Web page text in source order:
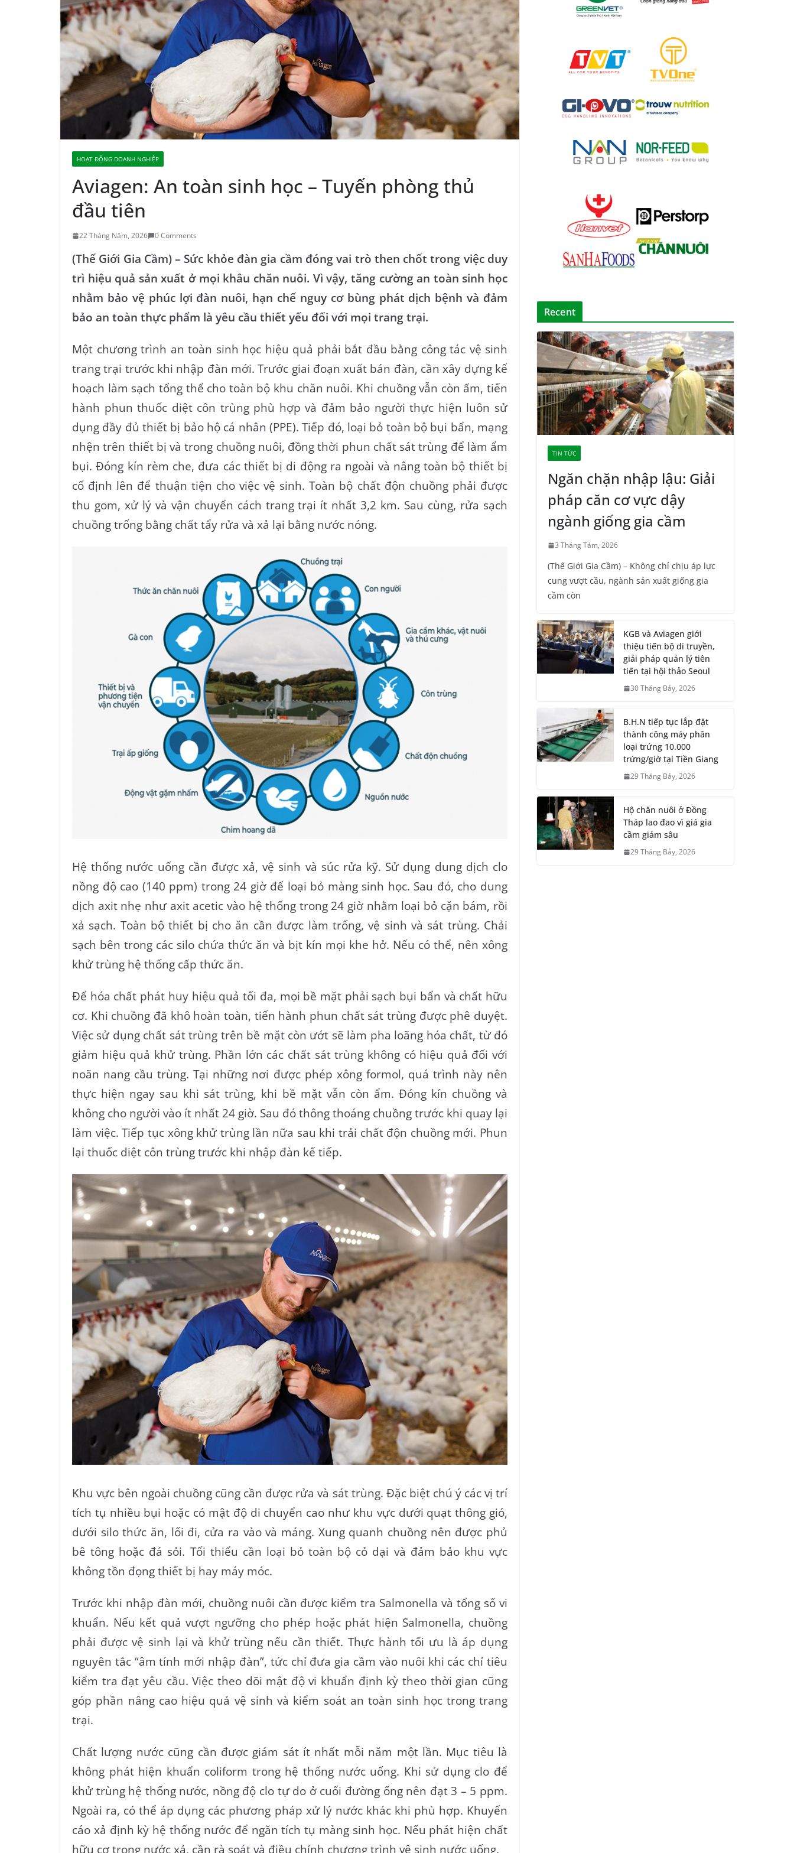
HOẠT ĐỘNG DOANH NGHIỆP
Aviagen: An toàn sinh học – Tuyến phòng thủ
đầu tiên
22 Tháng Năm, 2026 0 Comments
(Thế Giới Gia Cầm) – Sức khỏe đàn gia cầm đóng vai trò then chốt trong việc duy
trì hiệu quả sản xuất ở mọi khâu chăn nuôi. Vì vậy, tăng cường an toàn sinh học
nhằm bảo vệ phúc lợi đàn nuôi, hạn chế nguy cơ bùng phát dịch bệnh và đảm
bảo an toàn thực phẩm là yêu cầu thiết yếu đối với mọi trang trại.
Một chương trình an toàn sinh học hiệu quả phải bắt đầu bằng công tác vệ sinh
trang trại trước khi nhập đàn mới. Trước giai đoạn xuất bán đàn, cần xây dựng kế
hoạch làm sạch tổng thể cho toàn bộ khu chăn nuôi. Khi chuồng vẫn còn ấm, tiến
hành phun thuốc diệt côn trùng phù hợp và đảm bảo người thực hiện luôn sử
dụng đầy đủ thiết bị bảo hộ cá nhân (PPE). Tiếp đó, loại bỏ toàn bộ bụi bẩn, mạng
nhện trên thiết bị và trong chuồng nuôi, đồng thời phun chất sát trùng để làm ẩm
bụi. Đóng kín rèm che, đưa các thiết bị di động ra ngoài và nâng toàn bộ thiết bị
cố định lên để thuận tiện cho việc vệ sinh. Toàn bộ chất độn chuồng phải được
thu gom, xử lý và vận chuyển cách trang trại ít nhất 3,2 km. Sau cùng, rửa sạch
chuồng trống bằng chất tẩy rửa và xả lại bằng nước nóng.
Hệ thống nước uống cần được xả, vệ sinh và súc rửa kỹ. Sử dụng dung dịch clo
nồng độ cao (140 ppm) trong 24 giờ để loại bỏ màng sinh học. Sau đó, cho dung
dịch axit nhẹ như axit acetic vào hệ thống trong 24 giờ nhằm loại bỏ cặn bám, rồi
xả sạch. Toàn bộ thiết bị cho ăn cần được làm trống, vệ sinh và sát trùng. Chải
sạch bên trong các silo chứa thức ăn và bịt kín mọi khe hở. Nếu có thể, nên xông
khử trùng hệ thống cấp thức ăn.
Để hóa chất phát huy hiệu quả tối đa, mọi bề mặt phải sạch bụi bẩn và chất hữu
cơ. Khi chuồng đã khô hoàn toàn, tiến hành phun chất sát trùng được phê duyệt.
Việc sử dụng chất sát trùng trên bề mặt còn ướt sẽ làm pha loãng hóa chất, từ đó
giảm hiệu quả khử trùng. Phần lớn các chất sát trùng không có hiệu quả đối với
noãn nang cầu trùng. Tại những nơi được phép xông formol, quá trình này nên
thực hiện ngay sau khi sát trùng, khi bề mặt vẫn còn ẩm. Đóng kín chuồng và
không cho người vào ít nhất 24 giờ. Sau đó thông thoáng chuồng trước khi quay lại
làm việc. Tiếp tục xông khử trùng lần nữa sau khi trải chất độn chuồng mới. Phun
lại thuốc diệt côn trùng trước khi nhập đàn kế tiếp.
Khu vực bên ngoài chuồng cũng cần được rửa và sát trùng. Đặc biệt chú ý các vị trí
tích tụ nhiều bụi hoặc có mật độ di chuyển cao như khu vực dưới quạt thông gió,
dưới silo thức ăn, lối đi, cửa ra vào và máng. Xung quanh chuồng nên được phủ
bê tông hoặc đá sỏi. Tối thiểu cần loại bỏ toàn bộ cỏ dại và đảm bảo khu vực
không tồn đọng thiết bị hay máy móc.
Trước khi nhập đàn mới, chuồng nuôi cần được kiểm tra Salmonella và tổng số vi
khuẩn. Nếu kết quả vượt ngưỡng cho phép hoặc phát hiện Salmonella, chuồng
phải được vệ sinh lại và khử trùng nếu cần thiết. Thực hành tối ưu là áp dụng
nguyên tắc “âm tính mới nhập đàn”, tức chỉ đưa gia cầm vào nuôi khi các chỉ tiêu
kiểm tra đạt yêu cầu. Việc theo dõi mật độ vi khuẩn định kỳ theo thời gian cũng
góp phần nâng cao hiệu quả vệ sinh và kiểm soát an toàn sinh học trong trang
trại.
Chất lượng nước cũng cần được giám sát ít nhất mỗi năm một lần. Mục tiêu là
không phát hiện khuẩn coliform trong hệ thống nước uống. Khi sử dụng clo để
khử trùng hệ thống nước, nồng độ clo tự do ở cuối đường ống nên đạt 3 – 5 ppm.
Ngoài ra, có thể áp dụng các phương pháp xử lý nước khác khi phù hợp. Khuyến
cáo xả định kỳ hệ thống nước để ngăn tích tụ màng sinh học. Nếu phát hiện chất
hữu cơ trong nước xả, cần rà soát và điều chỉnh chương trình vệ sinh nước uống.
Recent
TIN TỨC
Ngăn chặn nhập lậu: Giải
pháp căn cơ vực dậy
ngành giống gia cầm
3 Tháng Tám, 2026
(Thế Giới Gia Cầm) – Không chỉ chịu áp lực
cung vượt cầu, ngành sản xuất giống gia
cầm còn
KGB và Aviagen giới
thiệu tiến bộ di truyền,
giải pháp quản lý tiên
tiến tại hội thảo Seoul
30 Tháng Bảy, 2026
B.H.N tiếp tục lắp đặt
thành công máy phân
loại trứng 10.000
trứng/giờ tại Tiền Giang
29 Tháng Bảy, 2026
Hộ chăn nuôi ở Đồng
Tháp lao đao vì giá gia
cầm giảm sâu
29 Tháng Bảy, 2026